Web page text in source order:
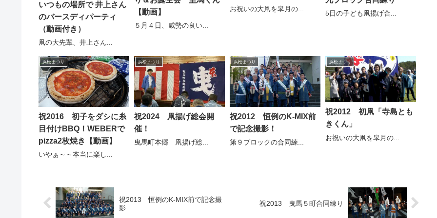
いつもの場所で 井上さん
のバースディパーティ
（動画付き）
凧の大先輩、井上さん...
【動画】
５月４日、威勢の良い...
お祝いの大凧を皐月の...
5日の子ども凧揚げ合...
浜松まつり
祝2016 初子をダシに糸
目付けBBQ！WEBERで
pizza2枚焼き【動画】
いやぁ～～本当に楽し...
浜松まつり
祝2024 凧揚げ総会開
催！
曳馬町本郷 凧揚げ総...
浜松まつり
祝2012 恒例のK-MIX前
で記念撮影！
第９ブロックの合同練...
浜松まつり
祝2012 初凧「寺島とも
きくん」
お祝いの大凧を皐月の...
祝2013 恒例のK-MIX前で記念撮
影
祝2013 曳馬５町合同練り